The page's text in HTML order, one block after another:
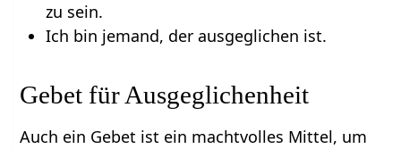
zu sein.
Ich bin jemand, der ausgeglichen ist.
Gebet für Ausgeglichenheit
Auch ein Gebet ist ein machtvolles Mittel, um